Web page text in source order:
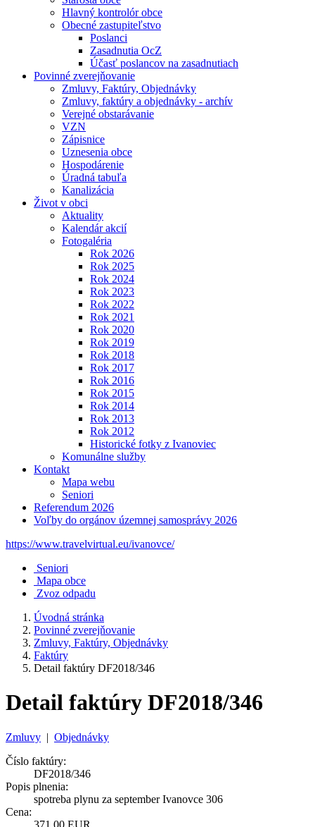
Hlavný kontrolór obce
Obecné zastupiteľstvo
Poslanci
Zasadnutia OcZ
Účasť poslancov na zasadnutiach
Povinné zverejňovanie
Zmluvy, Faktúry, Objednávky
Zmluvy, faktúry a objednávky - archív
Verejné obstarávanie
VZN
Zápisnice
Uznesenia obce
Hospodárenie
Úradná tabuľa
Kanalizácia
Život v obci
Aktuality
Kalendár akcií
Fotogaléria
Rok 2026
Rok 2025
Rok 2024
Rok 2023
Rok 2022
Rok 2021
Rok 2020
Rok 2019
Rok 2018
Rok 2017
Rok 2016
Rok 2015
Rok 2014
Rok 2013
Rok 2012
Historické fotky z Ivanoviec
Komunálne služby
Kontakt
Mapa webu
Seniori
Referendum 2026
Voľby do orgánov územnej samosprávy 2026
https://www.travelvirtual.eu/ivanovce/
Seniori
Mapa obce
Zvoz odpadu
Úvodná stránka
Povinné zverejňovanie
Zmluvy, Faktúry, Objednávky
Faktúry
Detail faktúry DF2018/346
Detail faktúry DF2018/346
Zmluvy | Objednávky
Číslo faktúry:
DF2018/346
Popis plnenia:
spotreba plynu za september Ivanovce 306
Cena:
371,00 EUR